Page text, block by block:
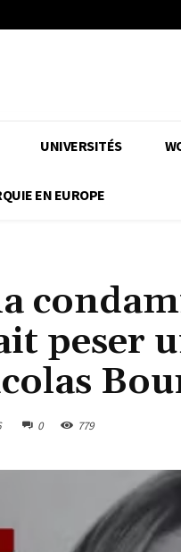
UNIVERSITÉS
EN EUROPE
peser
0 779